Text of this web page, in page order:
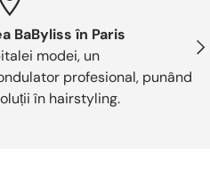
BaByliss în Paris
modei, un
profesional, punând
în hairstyling.